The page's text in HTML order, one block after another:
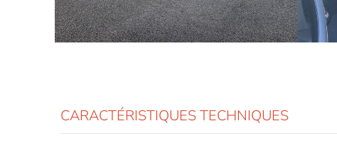
CARACTÉRISTIQUES TECHNIQUES